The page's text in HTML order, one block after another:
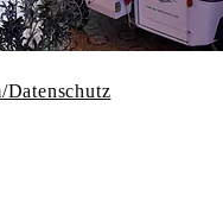
Datenschutz